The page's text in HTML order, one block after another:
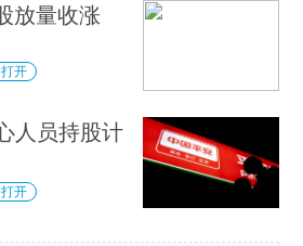
放量收涨
开
人员持股计
开